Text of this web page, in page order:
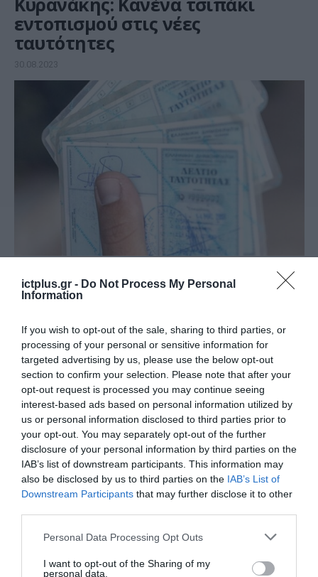
ictplus.gr - Do Not Process My Personal
Information
If you wish to opt-out of the sale, sharing to third parties, or
processing of your personal or sensitive information for
targeted advertising by us, please use the below opt-out
section to confirm your selection. Please note that after your
opt-out request is processed you may continue seeing
interest-based ads based on personal information utilized by
us or personal information disclosed to third parties prior to
your opt-out. You may separately opt-out of the further
disclosure of your personal information by third parties on the
IAB’s list of downstream participants. This information may
also be disclosed by us to third parties on the IAB’s List of
Downstream Participants that may further disclose it to other
Please note that this website/app uses one or more Google
not limited to your visit or usage behaviour. You may click to
Personal Data Processing Opt Outs
I want to opt-out of the Sharing of my
personal data.
εντοπισμού στις νέες
ταυτότητες
30.08.2023
Στα 10 χρόνια μειώνεται η ισχύς
28.02.2023
ΕΠΙΚΑΙΡΟΤΗΤΑ
Σήμερα η παρουσίαση της